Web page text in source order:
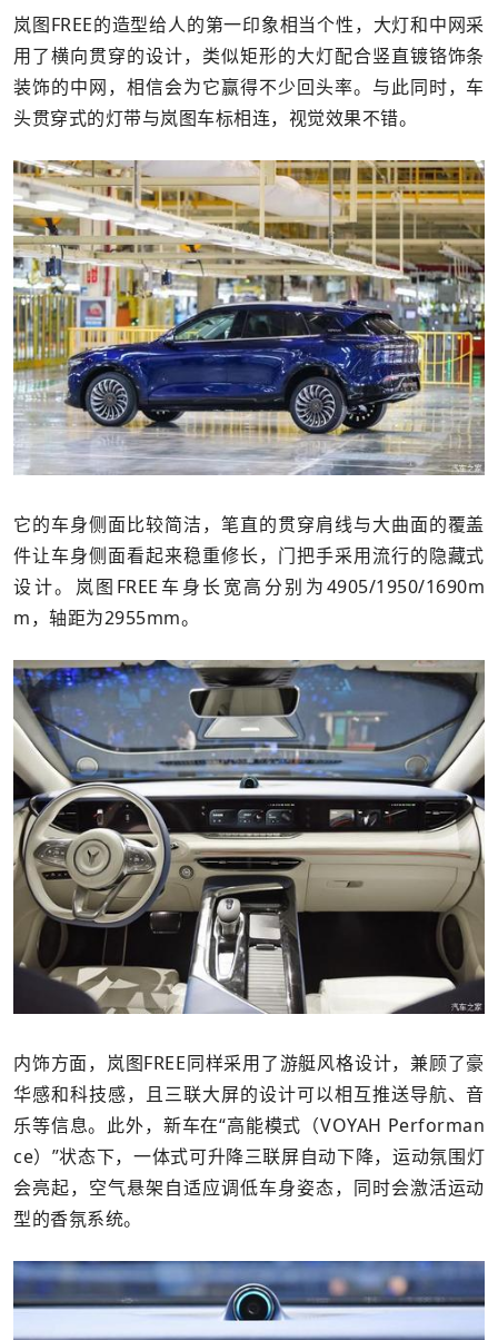
岚图FREE的造型给人的第一印象相当个性，大灯和中网采
用了横向贯穿的设计，类似矩形的大灯配合竖直镀铬饰条
装饰的中网，相信会为它赢得不少回头率。与此同时，车
头贯穿式的灯带与岚图车标相连，视觉效果不错。
它的车身侧面比较简洁，笔直的贯穿肩线与大曲面的覆盖
件让车身侧面看起来稳重修长，门把手采用流行的隐藏式
设计。岚图FREE车身长宽高分别为4905/1950/1690m
m，轴距为2955mm。
内饰方面，岚图FREE同样采用了游艇风格设计，兼顾了豪
华感和科技感，且三联大屏的设计可以相互推送导航、音
乐等信息。此外，新车在“高能模式（VOYAH Performan
ce）”状态下，一体式可升降三联屏自动下降，运动氛围灯
会亮起，空气悬架自适应调低车身姿态，同时会激活运动
型的香氛系统。